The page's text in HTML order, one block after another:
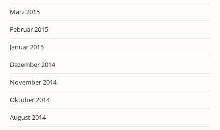
März 2015
Februar 2015
Januar 2015
Dezember 2014
November 2014
Oktober 2014
August 2014